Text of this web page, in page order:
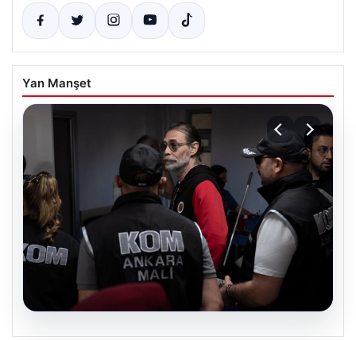
Yan Manşet
05.08.2026